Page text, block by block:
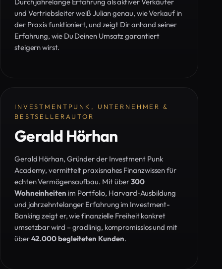
Durch jahrelange Erfahrung als aktiver Verkäufer
und Vertriebsleiter weiß Julian genau, wie Verkauf in
der Praxis funktioniert, und zeigt Dir anhand seiner
Erfahrung, wie Du Deinen Umsatz garantiert
steigern wirst.
INVESTMENTPUNK, UNTERNEHMER &
BESTSELLERAUTOR
Gerald Hörhan
Gerald Hörhan, Gründer der Investment Punk
Academy, vermittelt praxisnahes Finanzwissen für
echten Vermögensaufbau. Mit über300
Wohneinheiten im Portfolio, Harvard-Ausbildung
und jahrzehntelanger Erfahrung im Investment-
Banking zeigt er, wie finanzielle Freiheit konkret
umsetzbar wird – gradlinig, kompromisslos und mit
über42.000 begleiteten Kunden.